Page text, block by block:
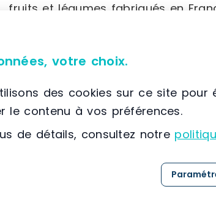
fruits et légumes fabriqués en
sortie de différentes tailles, ainsi
(paniers, séparateurs, broches,
mobilier
plusieurs formats, accessoires
que du matériel électoral.
chariots
charges lourdes, protections pour
vaste choix de solutions de
votre choix.
des cookies sur ce site pour
le contenu à vos préférences.
de détails, consultez notre